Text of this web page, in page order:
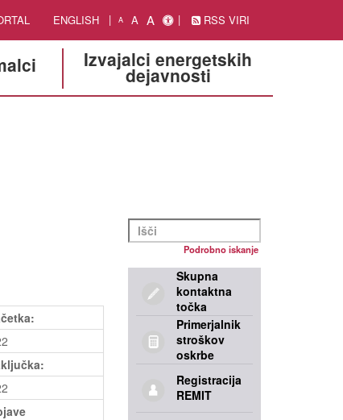
ENGLISH A A A RSS VIRI
Izvajalci energetskih
dejavnosti
Podrobno iskanje
Skupna
kontaktna
točka
Primerjalnik
stroškov
oskrbe
Registracija
REMIT